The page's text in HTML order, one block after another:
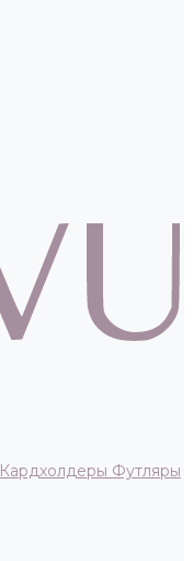
Кардхолдеры Футляры